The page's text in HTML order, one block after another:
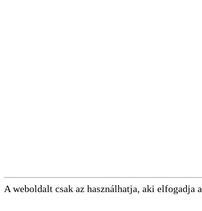
A weboldalt csak az használhatja, aki elfogadja a